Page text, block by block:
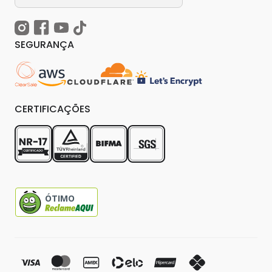
SEGURANÇA
CERTIFICAÇÕES
ÓTIMO